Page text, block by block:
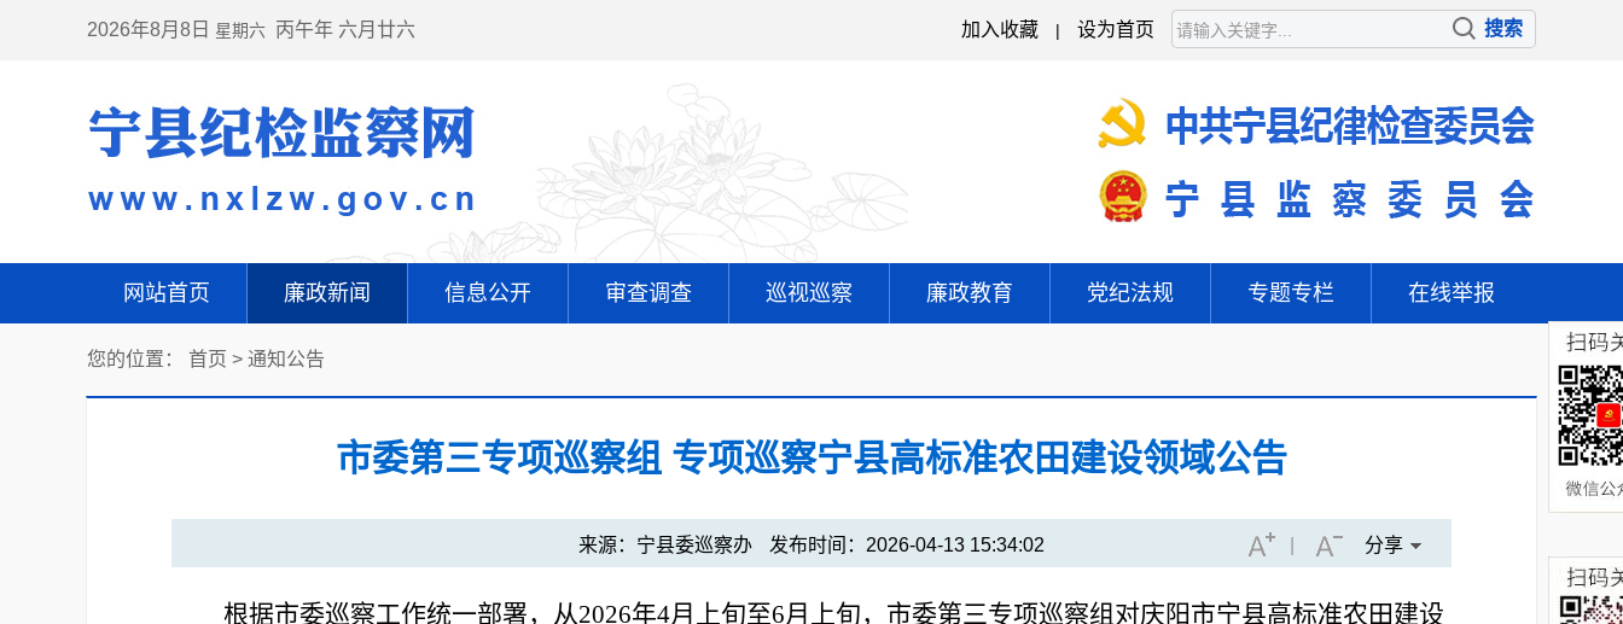
2026年8月8日 星期六 丙午年 六月廿六 加入收藏 | 设为首页
网站首页 廉政新闻 信息公开 审查调查 巡视巡察 廉政教育 党纪法规 专题专栏 在线举报
您的位置： 首页 > 通知公告
市委第三专项巡察组 专项巡察宁县高标准农田建设领域公告
来源：宁县委巡察办 发布时间：2026-04-13 15:34:02 分享
根据市委巡察工作统一部署， 从2026年4月 上旬至6月 上旬，市委第三专项巡察组 对庆阳市宁县高标准农田建设